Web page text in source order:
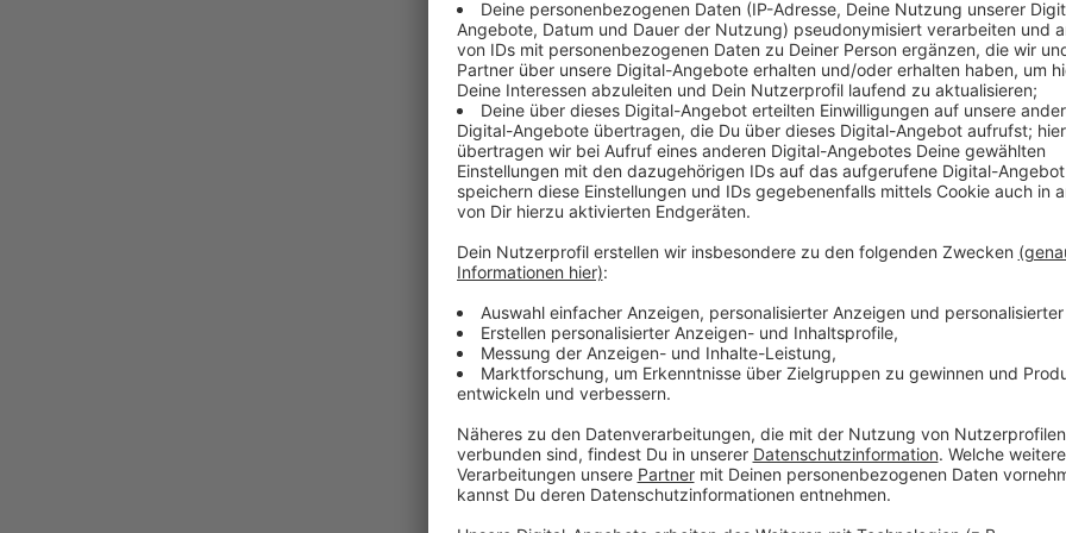
Jogi Löw ist der schönste Bundestrainer aller
werden und noch dreimal hin und zurück. Quasi im
"Fashion's -Eleven" geformt.
Selbstverständlich immer dabei: Sein Handy, mit
Sprachnachricht von seinen Erlebnissen berichtet.
Eben Jogis Sprachnachricht, die Fußball-Comedy.
Anzeige